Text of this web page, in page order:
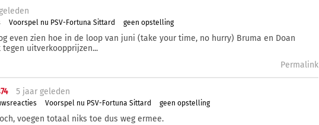
Voorspel nu PSV-Fortuna Sittard geen opstelling
even zien hoe in de loop van juni (take your time, no hurry) Bruma en Doan
uitverkoopprijzen...
Permalink
5 jaar geleden
Voorspel nu PSV-Fortuna Sittard geen opstelling
voegen totaal niks toe dus weg ermee.